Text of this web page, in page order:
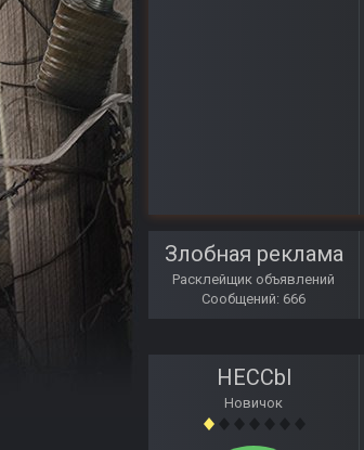
Злобная реклама
Расклейщик объявлений
Сообщений: 666
HECCbl
Новичок